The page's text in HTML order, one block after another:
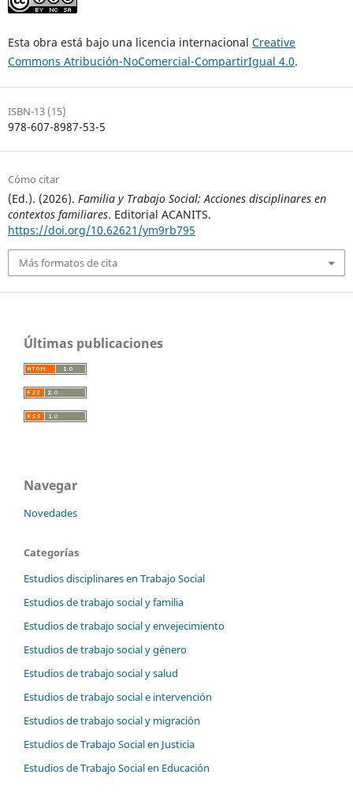
Esta obra está bajo una licencia internacional Creative
Commons Atribución-NoComercial-CompartirIgual 4.0.
ISBN-13 (15)
978-607-8987-53-5
Cómo citar
(Ed.). (2026). Familia y Trabajo Social; Acciones disciplinares en
contextos familiares. Editorial ACANITS.
https://doi.org/10.62621/ym9rb795
Más formatos de cita
Últimas publicaciones
Navegar
Novedades
Categorías
Estudios disciplinares en Trabajo Social
Estudios de trabajo social y familia
Estudios de trabajo social y envejecimiento
Estudios de trabajo social y género
Estudios de trabajo social y salud
Estudios de trabajo social e intervención
Estudios de trabajo social y migración
Estudios de Trabajo Social en Justicia
Estudios de Trabajo Social en Educación